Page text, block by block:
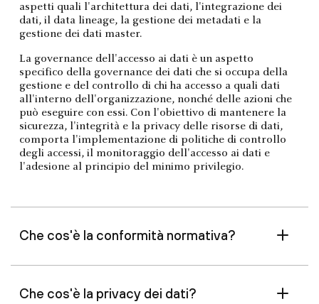
aspetti quali l'architettura dei dati, l'integrazione dei
dati, il data lineage, la gestione dei metadati e la
gestione dei dati master.
La governance dell'accesso ai dati è un aspetto
specifico della governance dei dati che si occupa della
gestione e del controllo di chi ha accesso a quali dati
all'interno dell'organizzazione, nonché delle azioni che
può eseguire con essi. Con l'obiettivo di mantenere la
sicurezza, l'integrità e la privacy delle risorse di dati,
comporta l'implementazione di politiche di controllo
degli accessi, il monitoraggio dell'accesso ai dati e
l'adesione al principio del minimo privilegio.
Che cos'è la conformità normativa?
Che cos'è la privacy dei dati?